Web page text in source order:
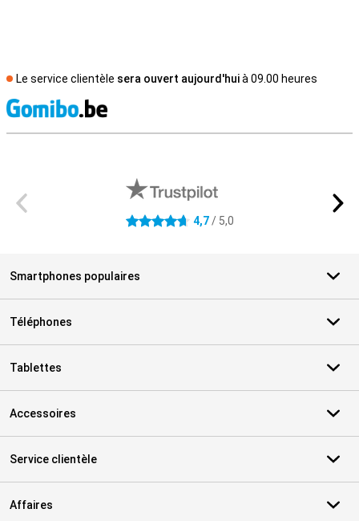
Le service clientèle sera ouvert aujourd'huià 09.00 heures
4.7 étoiles 4,7/ 5,0
Smartphones populaires
Téléphones
Tablettes
Accessoires
Service clientèle
Affaires